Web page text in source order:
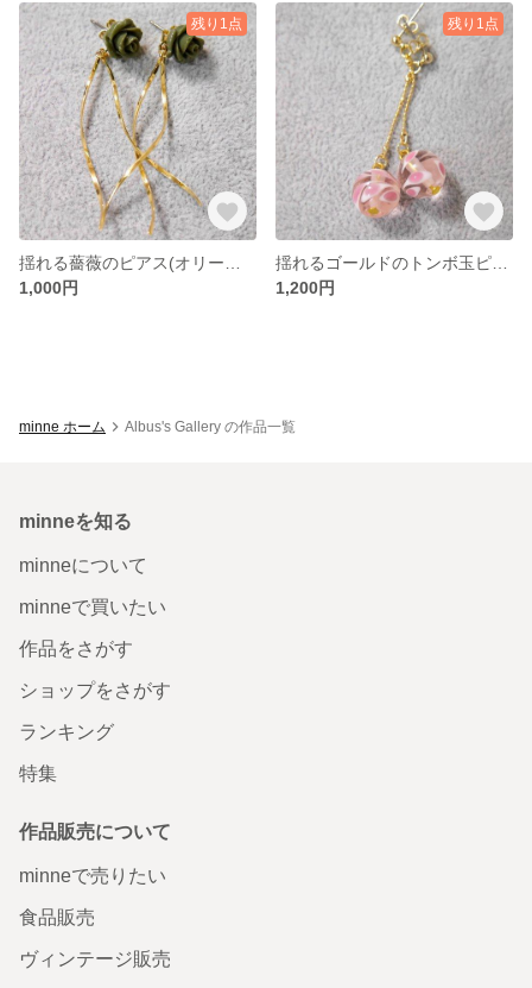
残り1点
1,000円
残り1点
1,200円
minne ホーム Albus's Gallery の作品一覧
minneを知る
minneについて
minneで買いたい
作品をさがす
ショップをさがす
ランキング
特集
作品販売について
minneで売りたい
食品販売
ヴィンテージ販売